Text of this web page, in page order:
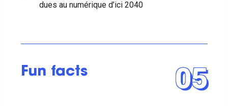
dues au numérique d’ici 2040
Fun facts 05